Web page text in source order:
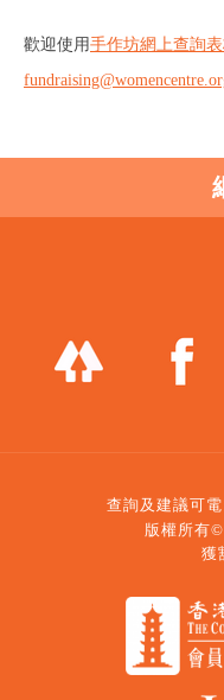
歡迎使用手作坊網上查詢
查詢及建議可
版權所有
獲